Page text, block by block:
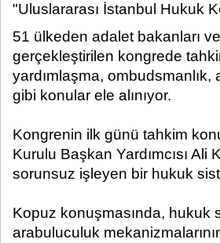
"Uluslararası İstanbul Hukuk
51 ülkeden adalet bakanları
gerçekleştirilen kongrede
yardımlaşma, ombudsmanlık,
gibi konular ele alınıyor.
Kongrenin ilk günü tahkim
Kurulu Başkan Yardımcısı
sorunsuz işleyen bir hukuk
Kopuz konuşmasında, hukuk
arabuluculuk